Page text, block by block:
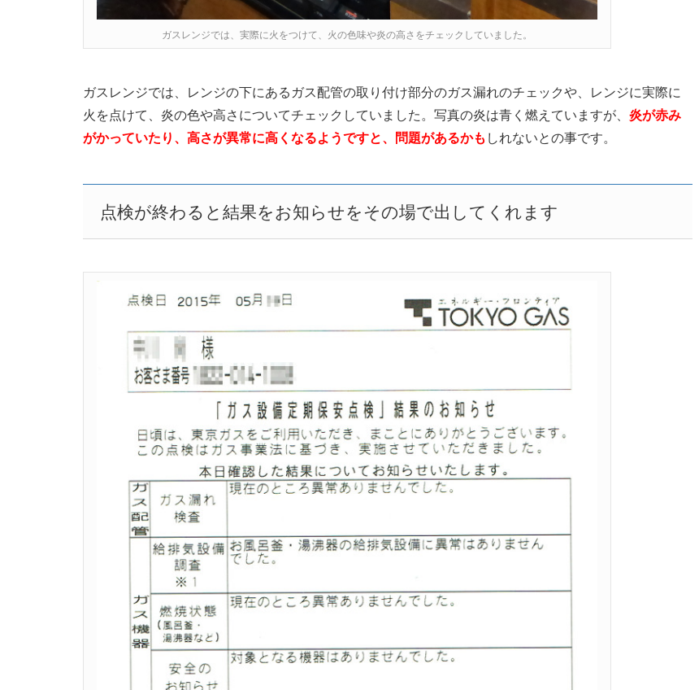
ガスレンジでは、実際に火をつけて、火の色味や炎の高さをチェックしていました。
ガスレンジでは、レンジの下にあるガス配管の取り付け部分のガス漏れのチェックや、レンジに実際に
火を点けて、炎の色や高さについてチェックしていました。写真の炎は青く燃えていますが、 炎が赤み
がかっていたり、高さが異常に高くなるようですと、問題があるかも しれないとの事です。
点検が終わると結果をお知らせをその場で出してくれます